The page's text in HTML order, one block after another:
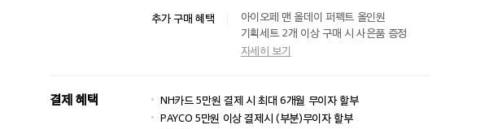
추가 구매 혜택
아이오페 맨 올데이 퍼펙트 올인원
기획세트 2개 이상 구매 시 사은품 증정
자세히 보기
결제 혜택
NH카드 5만원 결제 시 최대 6개월 무이자 할부
PAYCO 5만원 이상 결제시 (부분)무이자 할부